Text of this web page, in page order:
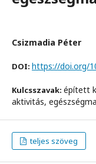
Csizmadia Péter
DOI: https://doi.org/
Kulcsszavak: épített
aktivitás,
teljes szöveg